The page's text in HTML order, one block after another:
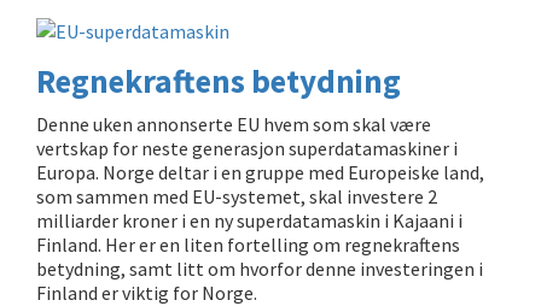
Regnekraftens betydning
Denne uken annonserte EU hvem som skal være
vertskap for neste generasjon superdatamaskiner i
Europa. Norge deltar i en gruppe med Europeiske land,
som sammen med EU-systemet, skal investere 2
milliarder kroner i en ny superdatamaskin i Kajaani i
Finland. Her er en liten fortelling om regnekraftens
betydning, samt litt om hvorfor denne investeringen i
Finland er viktig for Norge.